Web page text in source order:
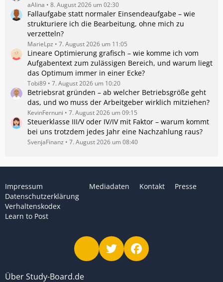
aAlina 8. August 2026 um 02:30
Fallaufgabe statt normaler Einsendeaufgabe – wie
strukturiere ich die Bearbeitung, ohne mich zu
verzetteln?
MarieLpz 7. August 2026 um 11:05
Lineare Optimierung grafisch – wie komme ich vom
Aufgabentext zum zulässigen Bereich, und warum liegt
das Optimum immer in einer Ecke?
Tobi89 7. August 2026 um 10:20
Betriebsrat gründen – ab welcher Betriebsgröße geht
das, und wo muss der Arbeitgeber wirklich mitziehen?
KevinFernuni 7. August 2026 um 09:15
Steuerklasse III/V oder IV/IV mit Faktor – warum kommt
bei uns trotzdem jedes Jahr eine Nachzahlung raus?
SvenjaFinanz 7. August 2026 um 08:40
Impressum
Datenschutzerklärung
Verhaltenskodex
Learn to Post
Mediadaten Kontakt Presse
Über Study-Board.de